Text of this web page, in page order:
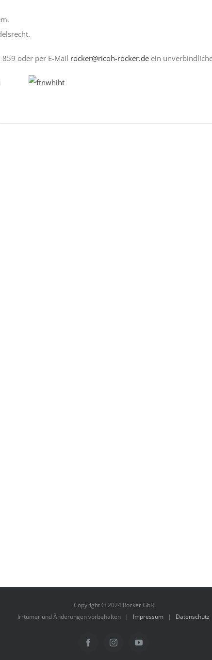
oder per E-Mail rocker@ricoh-rocker.de ein
Copyright © 2024 Rocker GbR
Irrtümer und Änderungen vorbehalten | Impressum | Datenschutz
FacebookInstagramYouTube